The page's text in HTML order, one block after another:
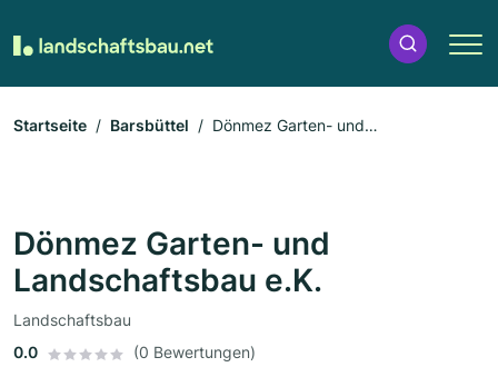
Startseite Barsbüttel
Dönmez Garten- und
Dönmez Garten- und
Landschaftsbau e.K.
Landschaftsbau
0.0
(0 Bewertungen)